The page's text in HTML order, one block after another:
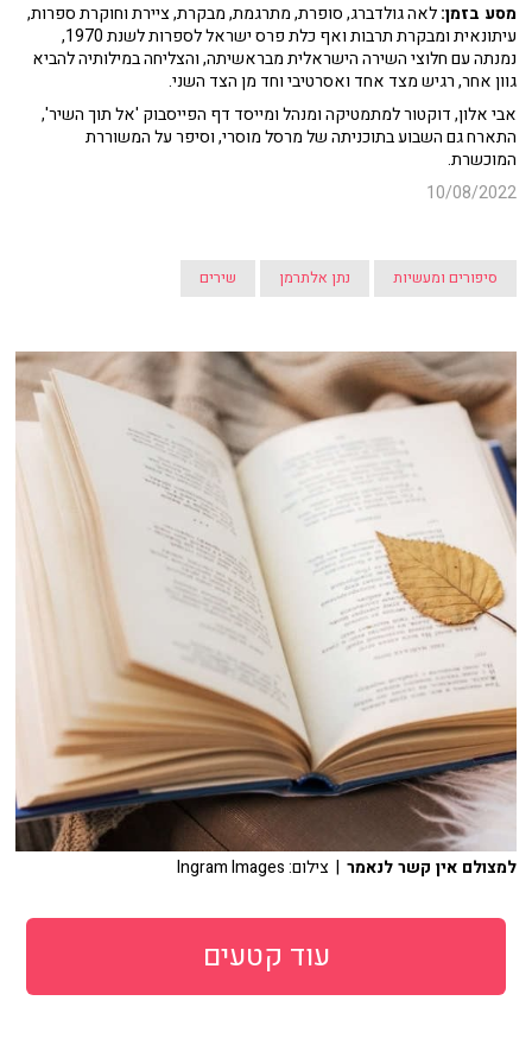
מסע בזמן:לאה גולדברג, סופרת, מתרגמת, מבקרת, ציירת וחוקרת ספרות,
עיתונאית ומבקרת תרבות ואף כלת פרס ישראל לספרות לשנת 1970,
נמנתה עם חלוצי השירה הישראלית מבראשיתה, והצליחה במילותיה להביא
גוון אחר, רגיש מצד אחד ואסרטיבי וחד מן הצד השני.
אבי אלון, דוקטור למתמטיקה ומנהל ומייסד דף הפייסבוק 'אל תוך השיר',
התארח גם השבוע בתוכניתה של מרסל מוסרי, וסיפר על המשוררת
המוכשרת.
10/08/2022
סיפורים ומעשיות נתן אלתרמן שירים
למצולם אין קשר לנאמר | צילום: Ingram Images
עוד קטעים